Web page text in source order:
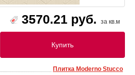
3570.21 руб. за кв.м
Купить
Плитка Moderno Stucco